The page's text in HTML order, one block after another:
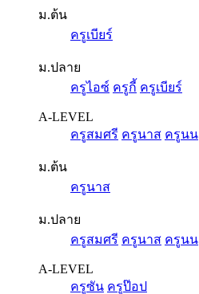
ม.ต้น
ครูเบียร์
ม.ปลาย
ครูไอซ์ ครูกี้ ครูเบียร์
A-LEVEL
ครูสมศรี ครูนาส ครูนน
ม.ต้น
ครูนาส
ม.ปลาย
ครูสมศรี ครูนาส ครูนน
A-LEVEL
ครูซัน ครูป๊อป